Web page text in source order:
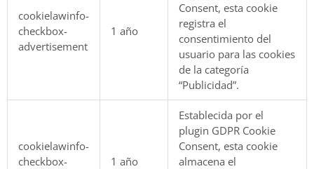
cookielawinfo-
checkbox-
advertisement
1 año
Consent, esta cookie
registra el
consentimiento del
usuario para las cookies
de la categoría
“Publicidad”.
cookielawinfo-
checkbox-
1 año
Establecida por el
plugin GDPR Cookie
Consent, esta cookie
almacena el